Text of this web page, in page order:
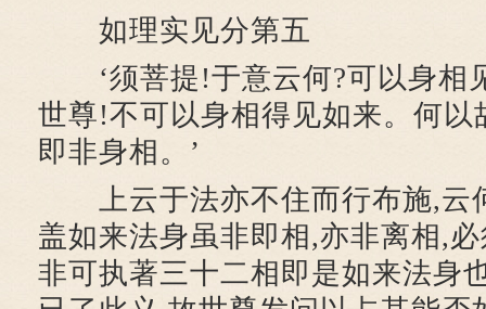
如理实见分第五
‘须菩提!于意云何?可以身相
世尊!不可以身相得见如来。何以
即非身相。’
上云于法亦不住而行布施,云
盖如来法身虽非即相,亦非离相,
非可执著三十二相即是如来法身